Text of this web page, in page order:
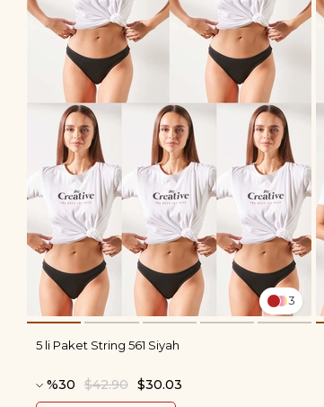
3
5 li Paket String 561 Siyah
%30 $30.03
$42.90